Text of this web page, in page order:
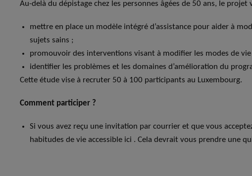
Au-delà du dépistage chez les personnes âgées de 50 ans, le projet
mettre en place un modèle intégré d’assistance pour aider à
sujets sains ;
promouvoir des interventions visant à modifier les modes de
identifier les problèmes et les domaines d’amélioration du
Cette étude vise à recruter 50 à 100 participants au Luxembourg.
Comment participer ?
Si vous avez reçu une invitation par courrier et que vous
habitudes de vie accessible ici . Cela devrait vous prendre une